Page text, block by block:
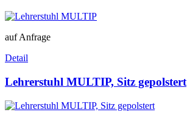
auf Anfrage
Detail
Lehrerstuhl MULTIP, Sitz gepolstert